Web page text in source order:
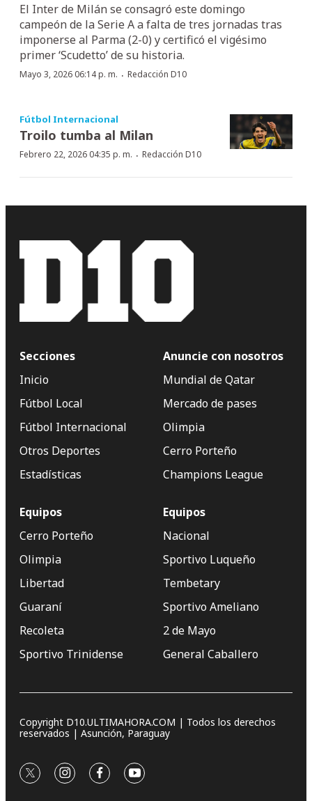
El Inter de Milán se consagró este domingo
campeón de la Serie A a falta de tres jornadas tras
imponerse al Parma (2-0) y certificó el vigésimo
primer ‘Scudetto’ de su historia.
Mayo 3, 2026 06:14 p. m. · Redacción D10
Fútbol Internacional
Troilo tumba al Milan
Febrero 22, 2026 04:35 p. m. · Redacción D10
Secciones
Inicio
Fútbol Local
Fútbol Internacional
Otros Deportes
Estadísticas
Anuncie con nosotros
Mundial de Qatar
Mercado de pases
Olimpia
Cerro Porteño
Champions League
Equipos
Cerro Porteño
Olimpia
Libertad
Guaraní
Recoleta
Sportivo Trinidense
Equipos
Nacional
Sportivo Luqueño
Tembetary
Sportivo Ameliano
2 de Mayo
General Caballero
Copyright D10.ULTIMAHORA.COM | Todos los derechos
reservados | Asunción, Paraguay
twitterinstagram
facebookyoutube